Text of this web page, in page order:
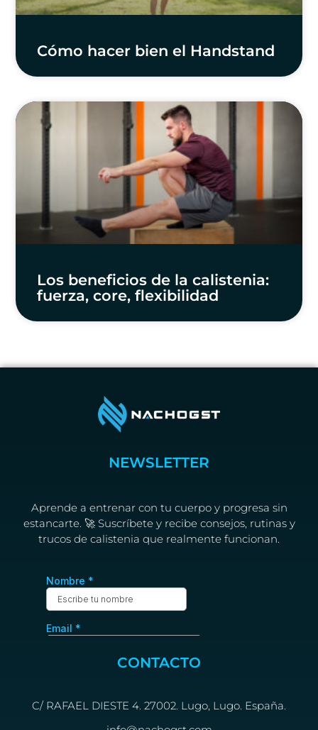
Cómo hacer bien el Handstand
Los beneficios de la calistenia:
fuerza, core, flexibilidad
NEWSLETTER
Aprende a entrenar con tu cuerpo y progresa sin
estancarte. 🚀 Suscríbete y recibe consejos, rutinas y
trucos de calistenia que realmente funcionan.
CONTACTO
C/ RAFAEL DIESTE 4. 27002. Lugo, Lugo. España.